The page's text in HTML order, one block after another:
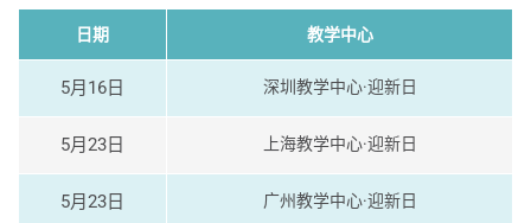
日期 教学中心
5月16日 深圳教学中心·迎新日
5月23日 上海教学中心·迎新日
5月23日 广州教学中心·迎新日